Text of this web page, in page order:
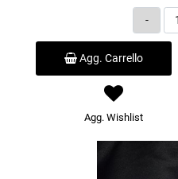
Agg. Carrello
Agg. Wishlist